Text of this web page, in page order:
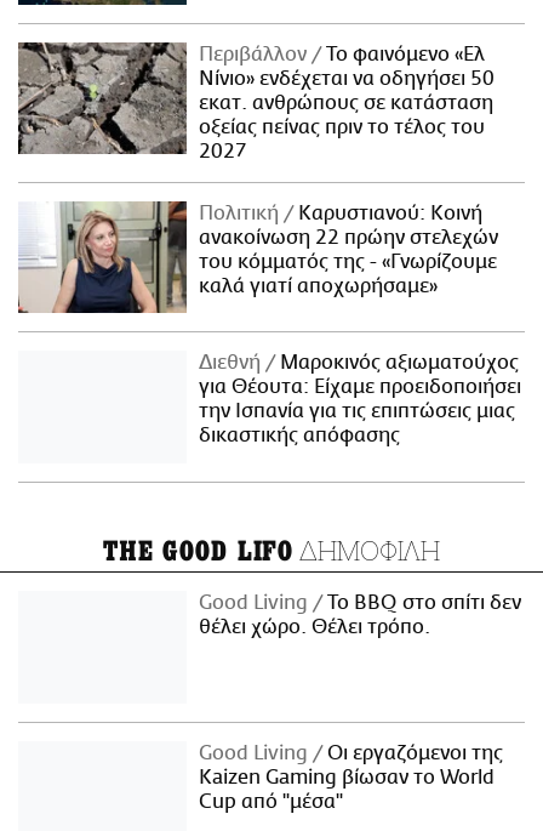
Περιβάλλον
Το φαινόμενο «Ελ
Νίνιο» ενδέχεται να οδηγήσει 50
εκατ. ανθρώπους σε κατάσταση
οξείας πείνας πριν το τέλος του
2027
Πολιτική
Καρυστιανού: Κοινή
ανακοίνωση 22 πρώην στελεχών
του κόμματός της - «Γνωρίζουμε
καλά γιατί αποχωρήσαμε»
Διεθνή
Μαροκινός αξιωματούχος
για Θέουτα: Είχαμε προειδοποιήσει
την Ισπανία για τις επιπτώσεις μιας
δικαστικής απόφασης
THE GOOD LIFO ΔΗΜΟΦΙΛΗ
Good Living
Το BBQ στο σπίτι δεν
θέλει χώρο. Θέλει τρόπο.
Good Living
Οι εργαζόμενοι της
Kaizen Gaming βίωσαν το World
Cup από "μέσα"